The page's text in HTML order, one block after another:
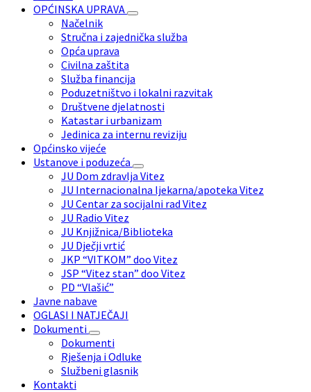
OPĆINSKA UPRAVA
Načelnik
Stručna i zajednička služba
Opća uprava
Civilna zaštita
Služba financija
Poduzetništvo i lokalni razvitak
Društvene djelatnosti
Katastar i urbanizam
Jedinica za internu reviziju
Općinsko vijeće
Ustanove i poduzeća
JU Dom zdravlja Vitez
JU Internacionalna ljekarna/apoteka Vitez
JU Centar za socijalni rad Vitez
JU Radio Vitez
JU Knjižnica/Biblioteka
JU Dječji vrtić
JKP “VITKOM” doo Vitez
JSP “Vitez stan” doo Vitez
PD “Vlašić”
Javne nabave
OGLASI I NATJEČAJI
Dokumenti
Dokumenti
Rješenja i Odluke
Službeni glasnik
Kontakti